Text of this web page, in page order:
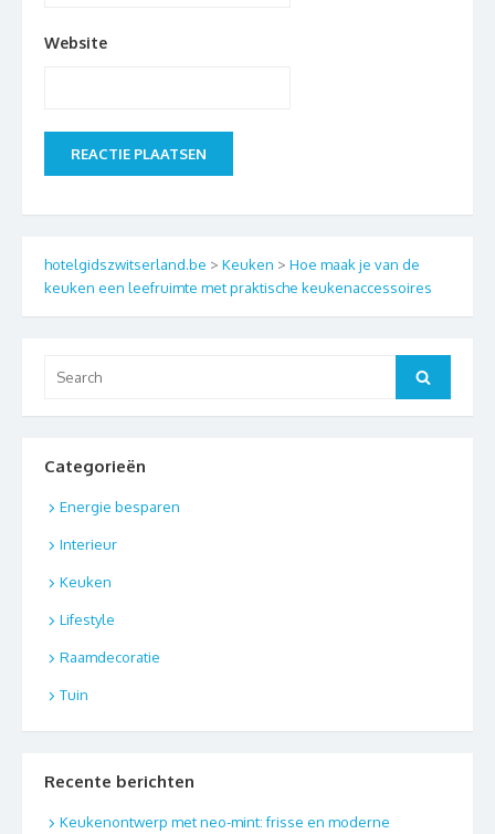
Website
hotelgidszwitserland.be > Keuken > Hoe maak je van de
keuken een leefruimte met praktische keukenaccessoires
for:
Search
Categorieën
Energie besparen
Interieur
Keuken
Lifestyle
Raamdecoratie
Tuin
Recente berichten
Keukenontwerp met neo-mint: frisse en moderne